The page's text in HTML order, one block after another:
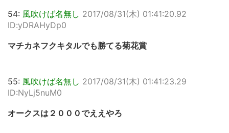
54: 風吹けば名無し 2017/08/31(木) 01:41:20.92
ID:yDRAHyDp0
マチカネフクキタルでも勝てる菊花賞
55: 風吹けば名無し 2017/08/31(木) 01:41:23.29
ID:NyLj5nuM0
オークスは２０００でええやろ